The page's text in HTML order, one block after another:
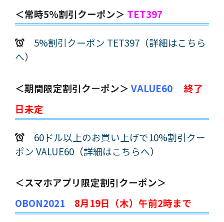
＜常時5%割引クーポン＞ TET397
5%割引クーポン TET397 （詳細はこちら
へ）
＜期間限定割引クーポン＞ VALUE60
終了
日未定
60ドル以上のお買い上げで10%割引クー
ポン VALUE60 （詳細はこちらへ）
＜スマホアプリ限定割引クーポン＞
OBON2021
8月19日（木）午前2時まで